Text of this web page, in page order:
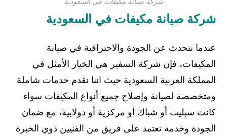
شركة صيانة مكيفات في السعودية
شركة صيانة مكيفات في السعودية
عندما نتحدث عن الجودة والاحترافية في صيانة
المكيفات، فإن شركة السفير هي الخيار الأمثل في
المملكة العربية السعودية حيث اننا نقدم خدمات شاملة
ومتخصصة لصيانة وإصلاح جميع أنواع المكيفات سواء
كانت سبليت أو شباك أو مركزية أو دولابية، مع ضمان
الجودة وخدمة تعتمد على فريق من الفنيين ذوي الخبرة